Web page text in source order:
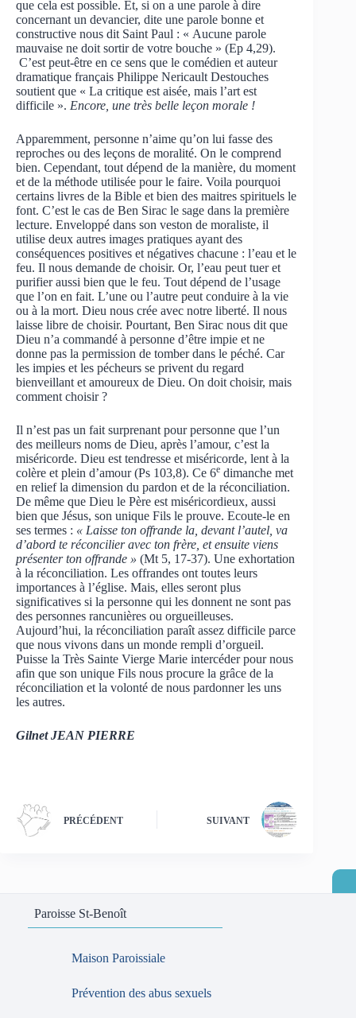
que cela est possible. Et, si on a une parole à dire
concernant un devancier, dite une parole bonne et
constructive nous dit Saint Paul : « Aucune parole
mauvaise ne doit sortir de votre bouche » (Ep 4,29).
C’est peut-être en ce sens que le comédien et auteur
dramatique français Philippe Nericault Destouches
soutient que « La critique est aisée, mais l’art est
difficile ». Encore, une très belle leçon morale !
Apparemment, personne n’aime qu’on lui fasse des
reproches ou des leçons de moralité. On le comprend
bien. Cependant, tout dépend de la manière, du moment
et de la méthode utilisée pour le faire. Voila pourquoi
certains livres de la Bible et bien des maitres spirituels le
font. C’est le cas de Ben Sirac le sage dans la première
lecture. Enveloppé dans son veston de moraliste, il
utilise deux autres images pratiques ayant des
conséquences positives et négatives chacune : l’eau et le
feu. Il nous demande de choisir. Or, l’eau peut tuer et
purifier aussi bien que le feu. Tout dépend de l’usage
que l’on en fait. L’une ou l’autre peut conduire à la vie
ou à la mort. Dieu nous crée avec notre liberté. Il nous
laisse libre de choisir. Pourtant, Ben Sirac nous dit que
Dieu n’a commandé à personne d’être impie et ne
donne pas la permission de tomber dans le péché. Car
les impies et les pécheurs se privent du regard
bienveillant et amoureux de Dieu. On doit choisir, mais
comment choisir ?
Il n’est pas un fait surprenant pour personne que l’un
des meilleurs noms de Dieu, après l’amour, c’est la
miséricorde. Dieu est tendresse et miséricorde, lent à la
colère et plein d’amour (Ps 103,8). Ce 6e dimanche met
en relief la dimension du pardon et de la réconciliation.
De même que Dieu le Père est miséricordieux, aussi
bien que Jésus, son unique Fils le prouve. Ecoute-le en
ses termes : « Laisse ton offrande la, devant l’autel, va
d’abord te réconcilier avec ton frère, et ensuite viens
présenter ton offrande » (Mt 5, 17-37). Une exhortation
à la réconciliation. Les offrandes ont toutes leurs
importances à l’église. Mais, elles seront plus
significatives si la personne qui les donnent ne sont pas
des personnes rancunières ou orgueilleuses.
Aujourd’hui, la réconciliation paraît assez difficile parce
que nous vivons dans un monde rempli d’orgueil.
Puisse la Très Sainte Vierge Marie intercéder pour nous
afin que son unique Fils nous procure la grâce de la
réconciliation et la volonté de nous pardonner les uns
les autres.
Gilnet JEAN PIERRE
PRÉCÉDENT SUIVANT
Paroisse St-Benoît
Maison Paroissiale
Prévention des abus sexuels